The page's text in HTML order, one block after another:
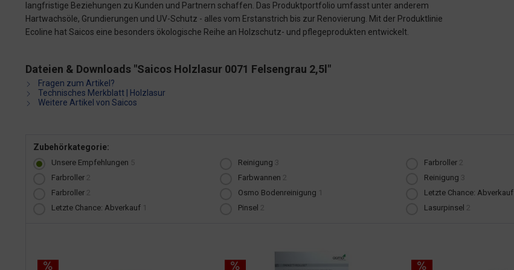
langfristige Beziehungen zu Kunden und Partnern schaffen. Das Produktportfolio umfasst unter anderem
Hartwachsöle, Grundierungen und UV-Schutz - alles vom Erstanstrich bis zur Renovierung. Mit der Produktlinie
Ecoline hat Saicos eine besonders ökologische Reihe an Holzschutz- und pflegeprodukten entwickelt.
Dateien & Downloads "Saicos Holzlasur 0071 Felsengrau 2,5l"
Fragen zum Artikel?
Technisches Merkblatt | Holzlasur
Weitere Artikel von Saicos
Zubehörkategorie:
Unsere Empfehlungen 5 Reinigung 3 Farbroller 2
Farbroller 2 Farbwannen 2 Reinigung 3
Farbroller 2 Osmo Bodenreinigung 1 Letzte Chance: Abverkauf
Letzte Chance: Abverkauf 1 Pinsel 2 Lasurpinsel 2